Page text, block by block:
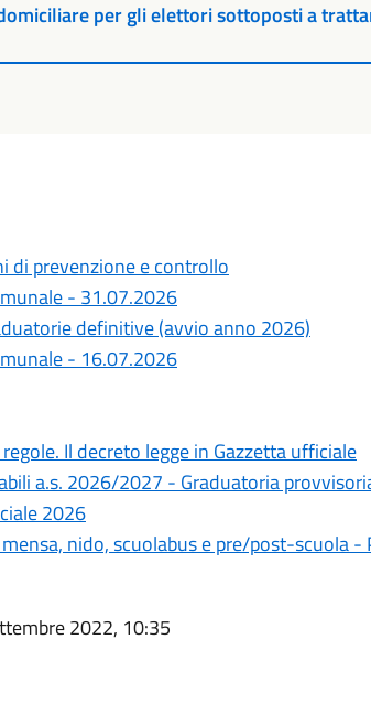
per gli elettori sottoposti a
di prevenzione e controllo
- 31.07.2026
definitive (avvio anno 2026)
- 16.07.2026
Il decreto legge in Gazzetta ufficiale
a.s. 2026/2027 - Graduatoria
2026
nido, scuolabus e pre/post-scuola
2022, 10:35